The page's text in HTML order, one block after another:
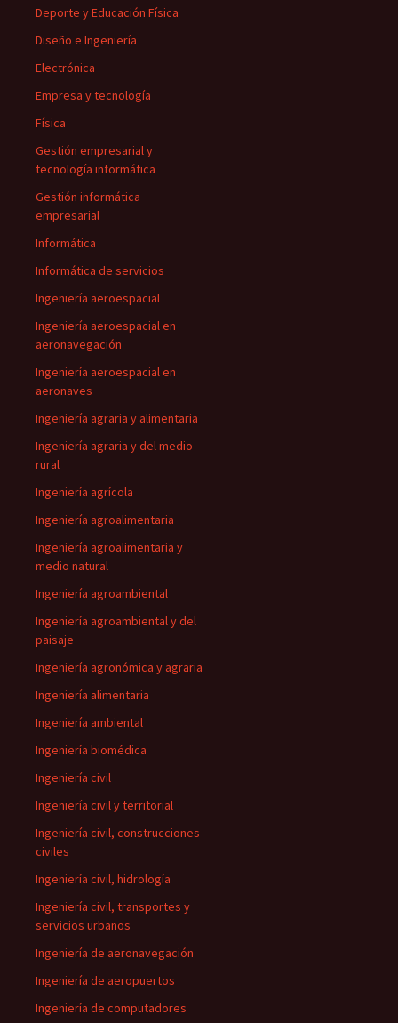
Deporte y Educación Física
Diseño e Ingeniería
Electrónica
Empresa y tecnología
Física
Gestión empresarial y
tecnología informática
Gestión informática
empresarial
Informática
Informática de servicios
Ingeniería aeroespacial
Ingeniería aeroespacial en
aeronavegación
Ingeniería aeroespacial en
aeronaves
Ingeniería agraria y alimentaria
Ingeniería agraria y del medio
rural
Ingeniería agrícola
Ingeniería agroalimentaria
Ingeniería agroalimentaria y
medio natural
Ingeniería agroambiental
Ingeniería agroambiental y del
paisaje
Ingeniería agronómica y agraria
Ingeniería alimentaria
Ingeniería ambiental
Ingeniería biomédica
Ingeniería civil
Ingeniería civil y territorial
Ingeniería civil, construcciones
civiles
Ingeniería civil, hidrología
Ingeniería civil, transportes y
servicios urbanos
Ingeniería de aeronavegación
Ingeniería de aeropuertos
Ingeniería de computadores